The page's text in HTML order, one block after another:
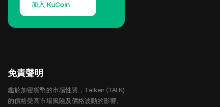
加入 KuCoin
免責聲明
鑑於加密貨幣的市場性質，Talken (TALK)
的價格受高市場風險及價格波動的影響。